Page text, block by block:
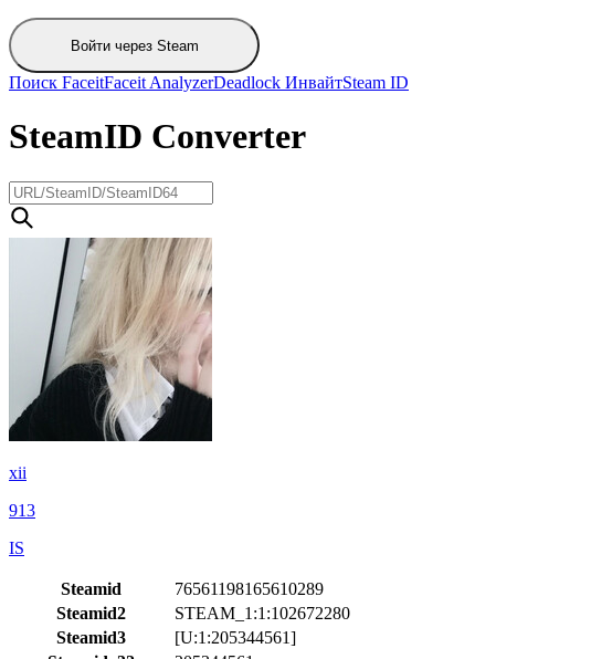
Войти через Steam
Поиск FaceitFaceit AnalyzerDeadlock ИнвайтSteam ID
SteamID Converter
xii
913
IS
Steamid
76561198165610289
Steamid2
STEAM_1:1:102672280
Steamid3
[U:1:205344561]